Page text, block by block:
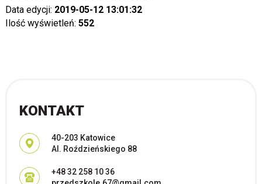
Data edycji: 2019-05-12 13:01:32
Ilość wyświetleń: 552
KONTAKT
Adres pocztowy:
40-203 Katowice
Al. Roździeńskiego 88
+48 32 258 10 36